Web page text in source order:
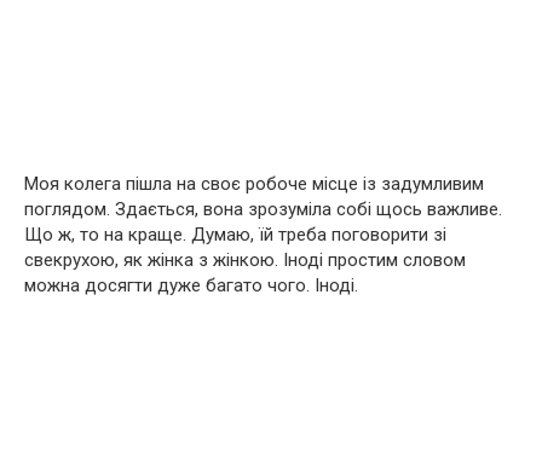
Моя колега пішла на своє робоче місце із задумливим
поглядом. Здається, вона зрозуміла собі щось важливе.
Що ж, то на краще. Думаю, їй треба поговорити зі
свекрухою, як жінка з жінкою. Іноді простим словом
можна досягти дуже багато чого. Іноді.